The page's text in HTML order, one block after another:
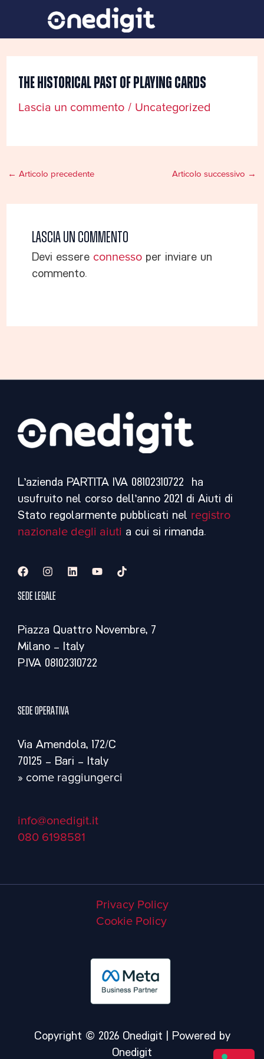
contenuto
The Historical Past Of Playing Cards
Lascia un commento / Uncategorized
← Articolo precedente Articolo successivo →
Lascia un commento
Devi essere connessoper inviare un
commento.
L’azienda PARTITA IVA 08102310722 ha
usufruito nel corso dell’anno 2021 di Aiuti di
Stato regolarmente pubblicati nel registro
nazionale degli aiuti a cui si rimanda.
Sede legale
Piazza Quattro Novembre, 7
Milano – Italy
P.IVA 08102310722
Sede operativa
Via Amendola, 172/C
70125 – Bari – Italy
» come raggiungerci
info@onedigit.it
080 6198581
Privacy Policy
Cookie Policy
Copyright © 2026 Onedigit | Powered by
Onedigit